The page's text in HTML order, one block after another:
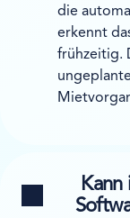
die
erkennt
frühzeitig.